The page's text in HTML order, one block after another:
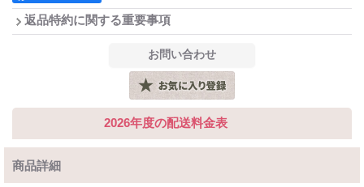
返品特約に関する重要事項
2026年度の配送料金表
商品詳細